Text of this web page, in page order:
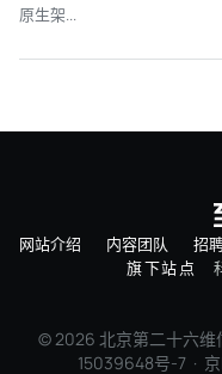
原生架...
网站介绍 内容团队 招
旗下站点
© 2026 北京第二十六维
15039648号-7 ·